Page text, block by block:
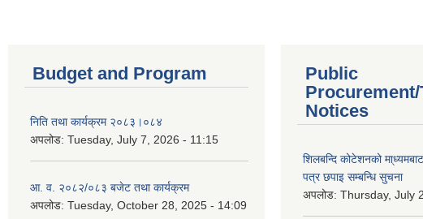
Budget and Program
निति तथा कार्यक्रम २०८३।०८४
अपलोड: Tuesday, July 7, 2026 - 11:15
आ. व. २०८२/०८३ बजेट तथा कार्यक्रम
अपलोड: Tuesday, October 28, 2025 - 14:09
Public
Procurement/
Notices
शिलबन्दि कोटेशनको
पत्र छपाइ सम्बन्धि सुचना
अपलोड: Thursday, July